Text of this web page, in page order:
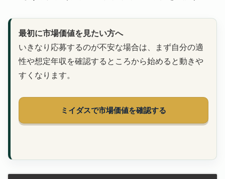
最初に市場価値を見たい方へ
いきなり応募するのが不安な場合は、まず自分の適
性や想定年収を確認するところから始めると動きや
すくなります。
ミイダスで市場価値を確認する